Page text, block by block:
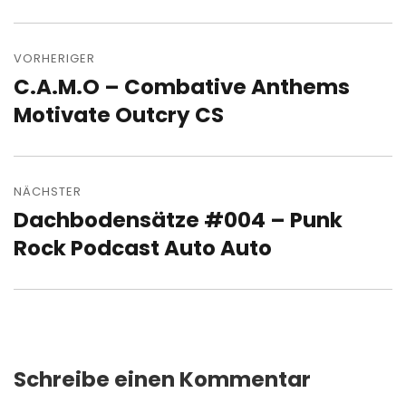
VORHERIGER
Vorheriger
Beitrag:
C.A.M.O – Combative Anthems
Motivate Outcry CS
NÄCHSTER
Nächster
Beitrag:
Dachbodensätze #004 – Punk
Rock Podcast Auto Auto
Schreibe einen Kommentar